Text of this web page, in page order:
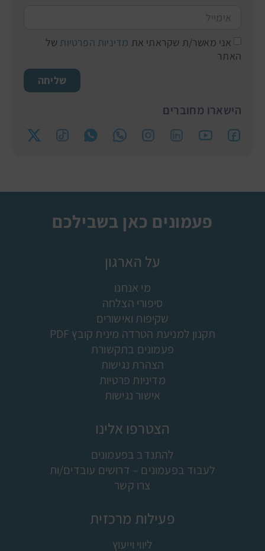
אני מאשר/ת שקראתי את מדיניות הפרטיות של
האתר
שליחה
הישארו מחוברים
פעמונים כאן בשבילכם
על הארגון
מי אנחנו
סיפורי הצלחה
שקיפות ואישורים
תקנון למניעת הטרדה מינית קובץ PDF
פעמונים בתקשורת
הצהרת נגישות
מדיניות פרטיות
אישור נגישות
הצטרפו אלינו
להתנדב בפעמונים
לעבוד בפעמונים – דרושים עובדים/ות
צרו קשר
פעילות מרכזית
ליווי וייעוץ